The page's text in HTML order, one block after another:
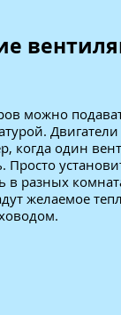
можно
когда один
Просто
в разных
желаемое